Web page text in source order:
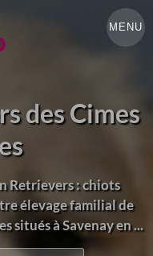
MENU
des Cimes
Retrievers : chiots
élevage familial de
situés à Savenay en ...